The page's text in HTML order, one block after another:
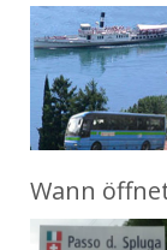
Wann